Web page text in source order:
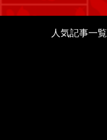
人気記事一覧